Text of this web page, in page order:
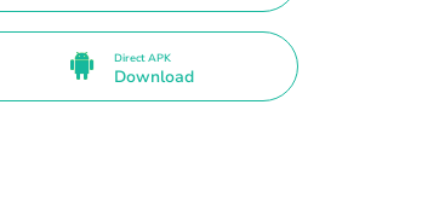
Direct APK
Download